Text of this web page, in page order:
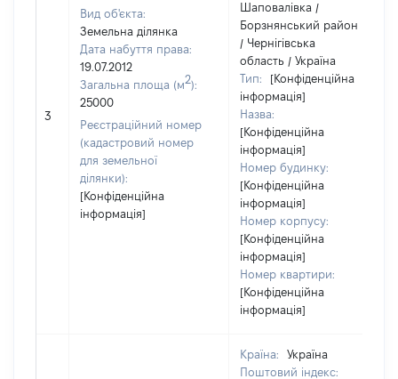
3
Вид об'єкта:
Земельна ділянка
Дата набуття права:
19.07.2012
Загальна площа (м2):
25000
Реєстраційний номер
(кадастровий номер
для земельної
ділянки):
[Конфіденційна
інформація]
Шаповалівка /
Борзнянський район
/ Чернігівська
область / Україна
Тип:
[Конфіденційна
інформація]
Назва:
[Конфіденційна
інформація]
Номер будинку:
[Конфіденційна
інформація]
Номер корпусу:
[Конфіденційна
інформація]
Номер квартири:
[Конфіденційна
інформація]
Країна:
Україна
Поштовий індекс: